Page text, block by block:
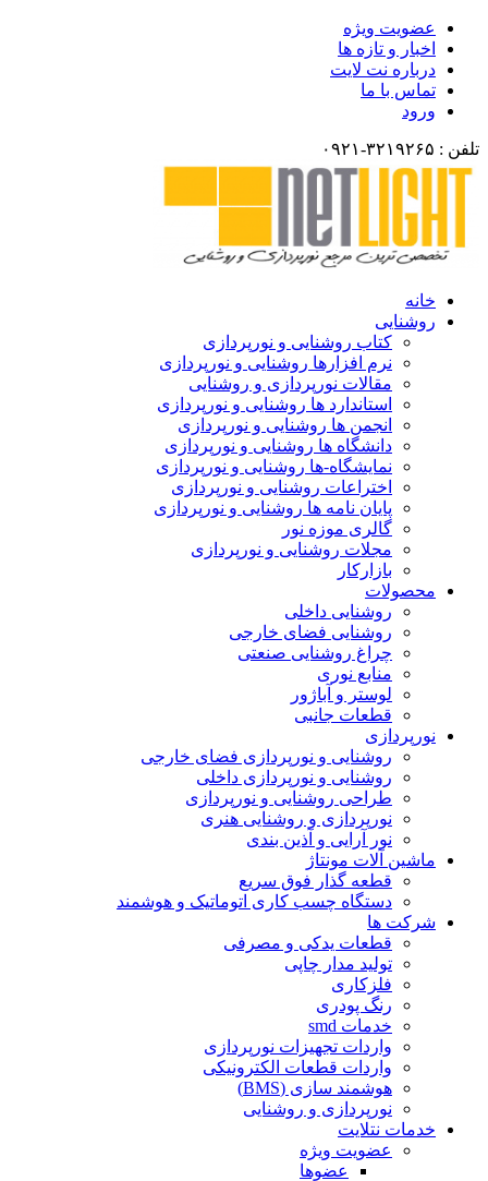
ویژه
و تازه ها
نت لایت
با ما
کتاب روشنایی و نورپردازی
نرم افزارها روشنایی و نورپردازی
مقالات نورپردازی و روشنایی
استاندارد ها روشنایی و نورپردازی
انجمن ها روشنایی و نورپردازی
دانشگاه ها روشنایی و نورپردازی
نمایشگاه-ها روشنایی و نورپردازی
اختراعات روشنایی و نورپردازی
پایان نامه ها روشنایی و نورپردازی
گالری موزه نور
مجلات روشنایی و نورپردازی
بازارکار
روشنایی داخلی
روشنایی فضای خارجی
چراغ روشنایی صنعتی
منابع نوری
لوستر و آباژور
قطعات جانبی
روشنایی و نورپردازی فضای خارجی
روشنایی و نورپردازی داخلی
طراحی روشنایی و نورپردازی
نورپردازی و روشنایی هنری
نور آرایی و آذین بندی
آلات مونتاژ
قطعه گذار فوق سریع
دستگاه چسب کاری اتوماتیک و هوشمند
ها
قطعات یدکی و مصرفی
تولید مدار چاپی
فلزکاری
رنگ پودری
خدمات smd
واردات تجهیزات نورپردازی
واردات قطعات الکترونیکی
هوشمند سازی (BMS)
نورپردازی و روشنایی
نتلایت
عضویت ویژه
عضوها